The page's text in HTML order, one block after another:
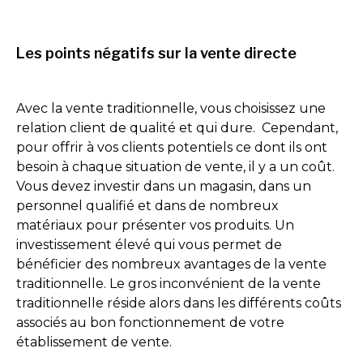
Les points négatifs sur la vente directe
Avec la vente traditionnelle, vous choisissez une
relation client de qualité et qui dure. Cependant,
pour offrir à vos clients potentiels ce dont ils ont
besoin à chaque situation de vente, il y a un coût.
Vous devez investir dans un magasin, dans un
personnel qualifié et dans de nombreux
matériaux pour présenter vos produits. Un
investissement élevé qui vous permet de
bénéficier des nombreux avantages de la vente
traditionnelle. Le gros inconvénient de la vente
traditionnelle réside alors dans les différents coûts
associés au bon fonctionnement de votre
établissement de vente.